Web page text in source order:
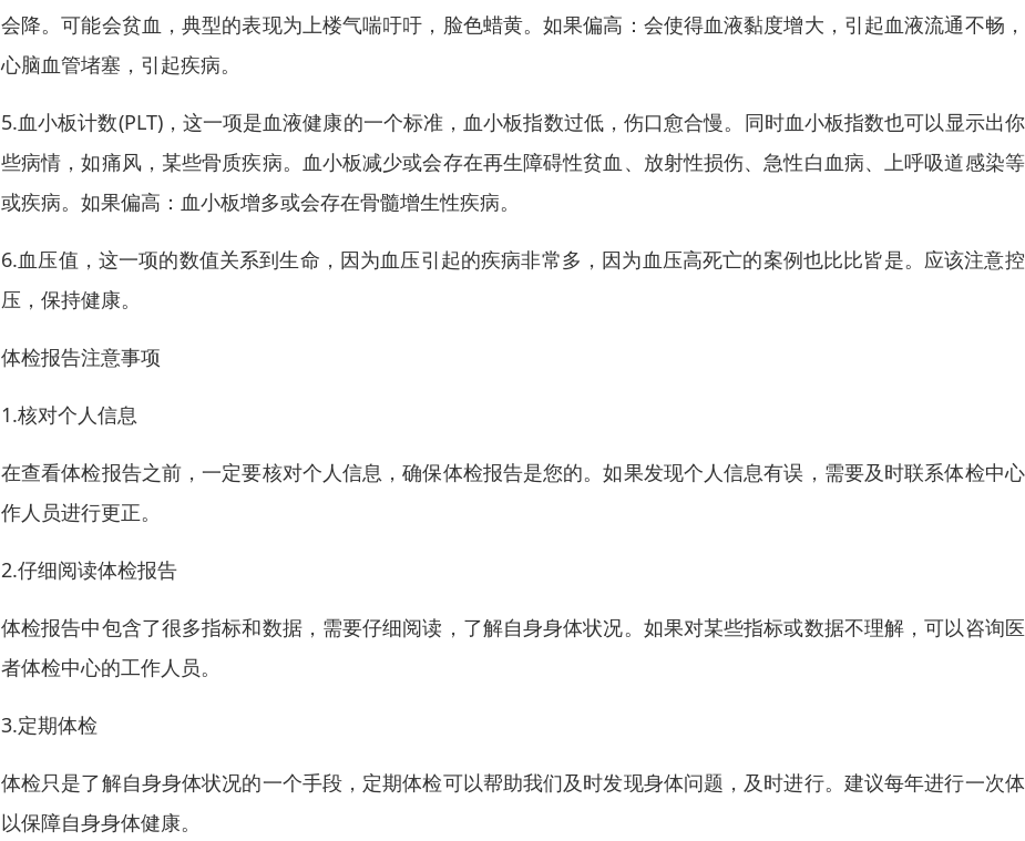
会降。可能会贫血，典型的表现为上楼气喘吁吁，脸色蜡黄。如果偏高：会使得血液黏度增大，引起血液流通不畅
心脑血管堵塞，引起疾病。
5.血小板计数(PLT)，这一项是血液健康的一个标准，血小板指数过低，伤口愈合慢。同时血小板指数也可以显示出
些病情，如痛风，某些骨质疾病。血小板减少或会存在再生障碍性贫血、放射性损伤、急性白血病、上呼吸道感染
或疾病。如果偏高：血小板增多或会存在骨髓增生性疾病。
6.血压值，这一项的数值关系到生命，因为血压引起的疾病非常多，因为血压高死亡的案例也比比皆是。应该注意
压，保持健康。
体检报告注意事项
1.核对个人信息
在查看体检报告之前，一定要核对个人信息，确保体检报告是您的。如果发现个人信息有误，需要及时联系体检中
作人员进行更正。
2.仔细阅读体检报告
体检报告中包含了很多指标和数据，需要仔细阅读，了解自身身体状况。如果对某些指标或数据不理解，可以咨询
者体检中心的工作人员。
3.定期体检
体检只是了解自身身体状况的一个手段，定期体检可以帮助我们及时发现身体问题，及时进行。建议每年进行一次
以保障自身身体健康。